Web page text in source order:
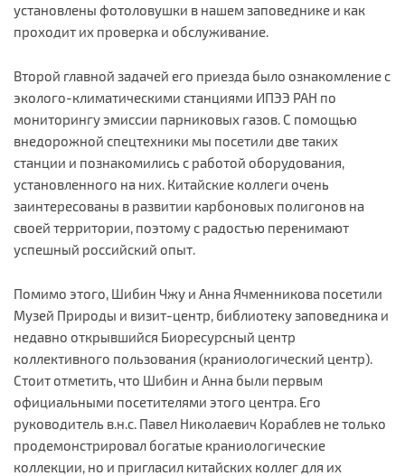
установлены фотоловушки в нашем заповеднике и как
проходит их проверка и обслуживание.
Второй главной задачей его приезда было ознакомление с
эколого-климатическими станциями ИПЭЭ РАН по
мониторингу эмиссии парниковых газов. С помощью
внедорожной спецтехники мы посетили две таких
станции и познакомились с работой оборудования,
установленного на них. Китайские коллеги очень
заинтересованы в развитии карбоновых полигонов на
своей территории, поэтому с радостью перенимают
успешный российский опыт.
Помимо этого, Шибин Чжу и Анна Ячменникова посетили
Музей Природы и визит-центр, библиотеку заповедника и
недавно открывшийся Биоресурсный центр
коллективного пользования (краниологический центр).
Стоит отметить, что Шибин и Анна были первым
официальными посетителями этого центра. Его
руководитель в.н.с. Павел Николаевич Кораблев не только
продемонстрировал богатые краниологические
коллекции, но и пригласил китайских коллег для их